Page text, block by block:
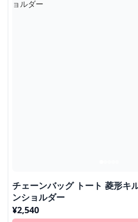
チェーンバッグ トート 菱形キ
ンショルダー
¥2,540